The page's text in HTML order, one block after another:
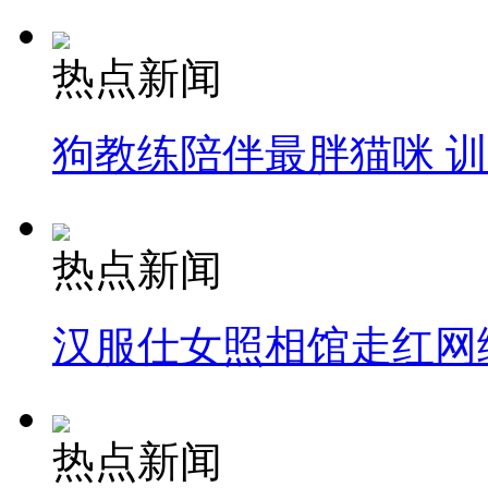
热点新闻
狗教练陪伴最胖猫咪
热点新闻
汉服仕女照相馆走红网
热点新闻